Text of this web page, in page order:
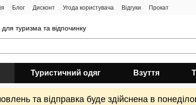
Блог Дисконт Угода користувача Відгуки Прокат
туризма та відпочинку
Туристичний одяг Взуття
та відправка буде здійснена в